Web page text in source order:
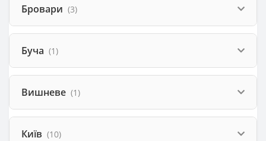
Бровари (3)
Буча (1)
Вишневе (1)
Київ (10)